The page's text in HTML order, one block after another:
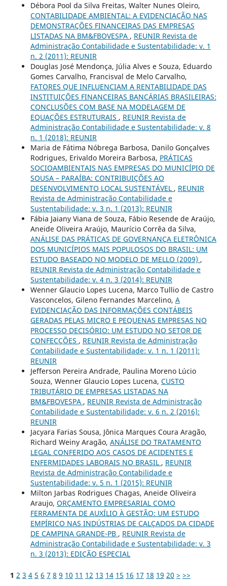
Débora Pool da Silva Freitas, Walter Nunes Oleiro,
CONTABILIDADE AMBIENTAL: A EVIDENCIAÇÃO NAS
DEMONSTRAÇÕES FINANCEIRAS DAS EMPRESAS
LISTADAS NA BM&FBOVESPA , REUNIR Revista de
Administração Contabilidade e Sustentabilidade: v. 1
n. 2 (2011): REUNIR
Douglas José Mendonça, Júlia Alves e Souza, Eduardo
Gomes Carvalho, Francisval de Melo Carvalho,
FATORES QUE INFLUENCIAM A RENTABILIDADE DAS
INSTITUIÇÕES FINANCEIRAS BANCÁRIAS BRASILEIRAS:
CONCLUSÕES COM BASE NA MODELAGEM DE
EQUAÇÕES ESTRUTURAIS , REUNIR Revista de
Administração Contabilidade e Sustentabilidade: v. 8
n. 1 (2018): REUNIR
Maria de Fátima Nóbrega Barbosa, Danilo Gonçalves
Rodrigues, Erivaldo Moreira Barbosa, PRÁTICAS
SOCIOAMBIENTAIS NAS EMPRESAS DO MUNICÍPIO DE
SOUSA – PARAÍBA: CONTRIBUIÇÕES AO
DESENVOLVIMENTO LOCAL SUSTENTÁVEL , REUNIR
Revista de Administração Contabilidade e
Sustentabilidade: v. 3 n. 1 (2013): REUNIR
Fábia Jaiany Viana de Souza, Fábio Resende de Araújo,
Aneide Oliveira Araújo, Maurício Corrêa da Silva,
ANÁLISE DAS PRÁTICAS DE GOVERNANÇA ELETRÔNICA
DOS MUNICÍPIOS MAIS POPULOSOS DO BRASIL: UM
ESTUDO BASEADO NO MODELO DE MELLO (2009) ,
REUNIR Revista de Administração Contabilidade e
Sustentabilidade: v. 4 n. 3 (2014): REUNIR
Wenner Glaucio Lopes Lucena, Marco Tullio de Castro
Vasconcelos, Gileno Fernandes Marcelino, A
EVIDENCIAÇÃO DAS INFORMAÇÕES CONTÁBEIS
GERADAS PELAS MICRO E PEQUENAS EMPRESAS NO
PROCESSO DECISÓRIO: UM ESTUDO NO SETOR DE
CONFECÇÕES , REUNIR Revista de Administração
Contabilidade e Sustentabilidade: v. 1 n. 1 (2011):
REUNIR
Jefferson Pereira Andrade, Paulina Moreno Lúcio
Souza, Wenner Glaucio Lopes Lucena, CUSTO
TRIBUTÁRIO DE EMPRESAS LISTADAS NA
BM&FBOVESPA , REUNIR Revista de Administração
Contabilidade e Sustentabilidade: v. 6 n. 2 (2016):
REUNIR
Jacyara Farias Sousa, Jônica Marques Coura Aragão,
Richard Weiny Aragão, ANÁLISE DO TRATAMENTO
LEGAL CONFERIDO AOS CASOS DE ACIDENTES E
ENFERMIDADES LABORAIS NO BRASIL , REUNIR
Revista de Administração Contabilidade e
Sustentabilidade: v. 5 n. 1 (2015): REUNIR
Milton Jarbas Rodrigues Chagas, Aneide Oliveira
Araujo, ORÇAMENTO EMPRESARIAL COMO
FERRAMENTA DE AUXÍLIO À GESTÃO: UM ESTUDO
EMPÍRICO NAS INDÚSTRIAS DE CALÇADOS DA CIDADE
DE CAMPINA GRANDE-PB , REUNIR Revista de
Administração Contabilidade e Sustentabilidade: v. 3
n. 3 (2013): EDIÇÃO ESPECIAL
1 2 3 4 5 6 7 8 9 10 11 12 13 14 15 16 17 18 19 20 > >>